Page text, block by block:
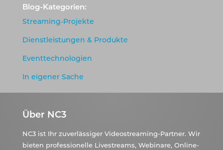
Blog-Kategorien:
Streaming-Projekte
Dienstleistungen & Produkte
Eventtechnologien
In eigener Sache
Über NC3
NC3 ist Ihr zuverlässiger Videostreaming-Partner. Wir
bieten professionelle Livestreams, Webinare, Online-